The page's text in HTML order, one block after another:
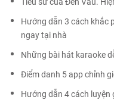
Hướng dẫn 3 cách khắc
ngay tại nhà
Những bài hát karaoke
Điểm danh 5 app chỉnh
Hướng dẫn 4 cách